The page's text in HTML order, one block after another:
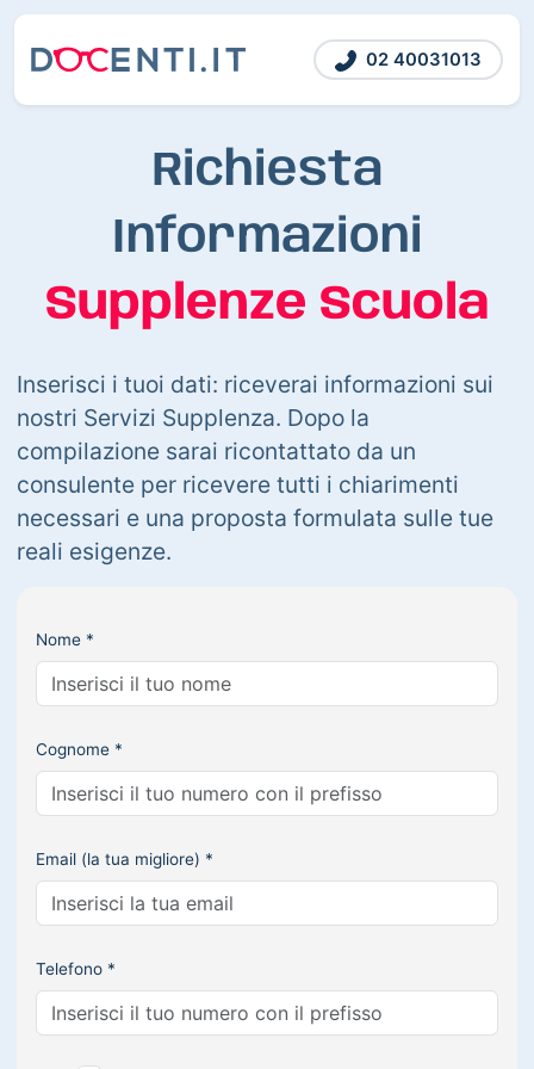
02 40031013
Richiesta
Informazioni
Supplenze Scuola
Inserisci i tuoi dati: riceverai informazioni sui
nostri Servizi Supplenza. Dopo la
compilazione sarai ricontattato da un
consulente per ricevere tutti i chiarimenti
necessari e una proposta formulata sulle tue
reali esigenze.
Nome *
Cognome *
Email (la tua migliore) *
Telefono *